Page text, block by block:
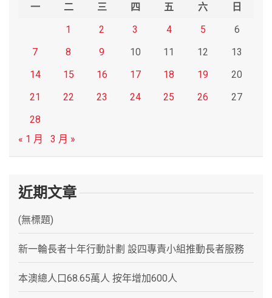
一 二 三 四 五 六
日
1
2 3 4 5
6
7
8 9 10 11 12
13
14
15 16 17 18 19
20
21
22 23 24 25 26
27
28
« 1 月
3 月 »
近期文章
(無標題)
新一輪長者十年行動計劃 設四專責小組推動長者服務
本澳總人口68.65萬人 按年增加600人